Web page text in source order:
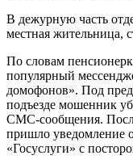
В дежурную часть
местная жительница,
По словам
популярный
домофонов». Под
подъезде мошенник
СМС-сообщения.
пришло уведомление
«Госуслуги» с